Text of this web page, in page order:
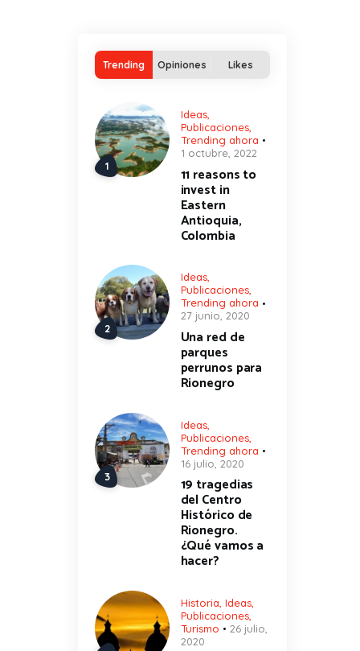
Trending Opiniones Likes
Ideas,
Publicaciones,
Trending ahora
1 octubre, 2022
11 reasons to
invest in
Eastern
Antioquia,
Colombia
Ideas,
Publicaciones,
Trending ahora
27 junio, 2020
Una red de
parques
perrunos para
Rionegro
Ideas,
Publicaciones,
Trending ahora
16 julio, 2020
19 tragedias
del Centro
Histórico de
Rionegro.
¿Qué vamos a
hacer?
Historia Ideas,
Publicaciones,
Turismo
26 julio,
2020